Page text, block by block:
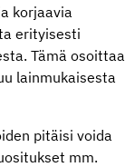
korjaavia
erityisesti
Tämä
lainmukaisesta
pitäisi voida
mm.